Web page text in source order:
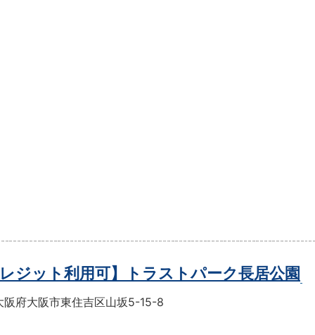
レジット利用可】トラストパーク長居公園
阪府大阪市東住吉区山坂5-15-8